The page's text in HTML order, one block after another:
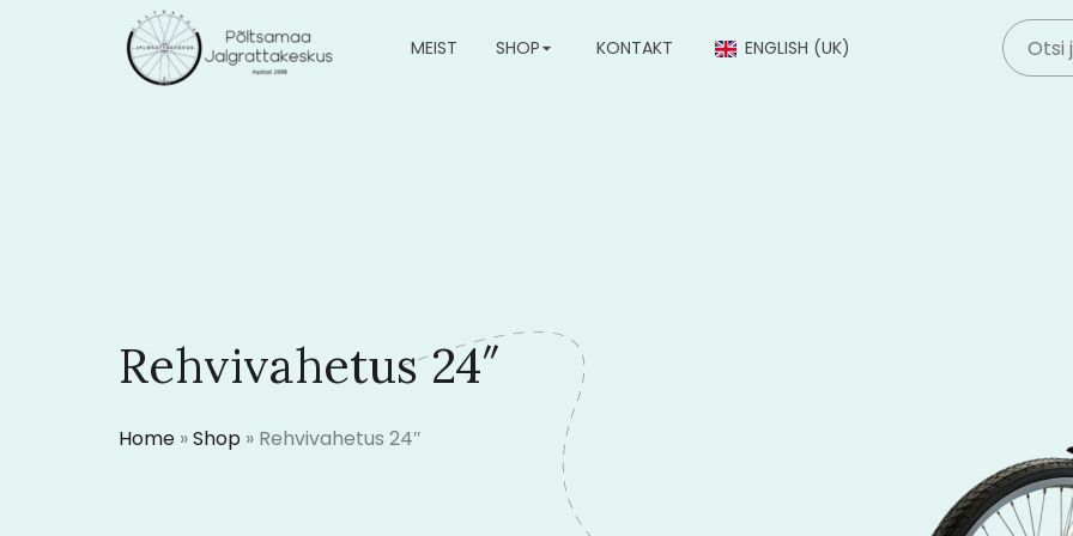
MEIST SHOP KONTAKT ENGLISH (UK)
Rehvivahetus 24″
Home »Shop » Rehvivahetus 24″